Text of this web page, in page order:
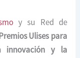
y su Red de
Ulises para
innovación y la